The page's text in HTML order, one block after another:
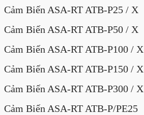
Cảm Biến ASA-RT ATB-P25 / X
Cảm Biến ASA-RT ATB-P50 / X
Cảm Biến ASA-RT ATB-P100 / X
Cảm Biến ASA-RT ATB-P150 / X
Cảm Biến ASA-RT ATB-P300 / X
Cảm Biến ASA-RT ATB-P/PE25